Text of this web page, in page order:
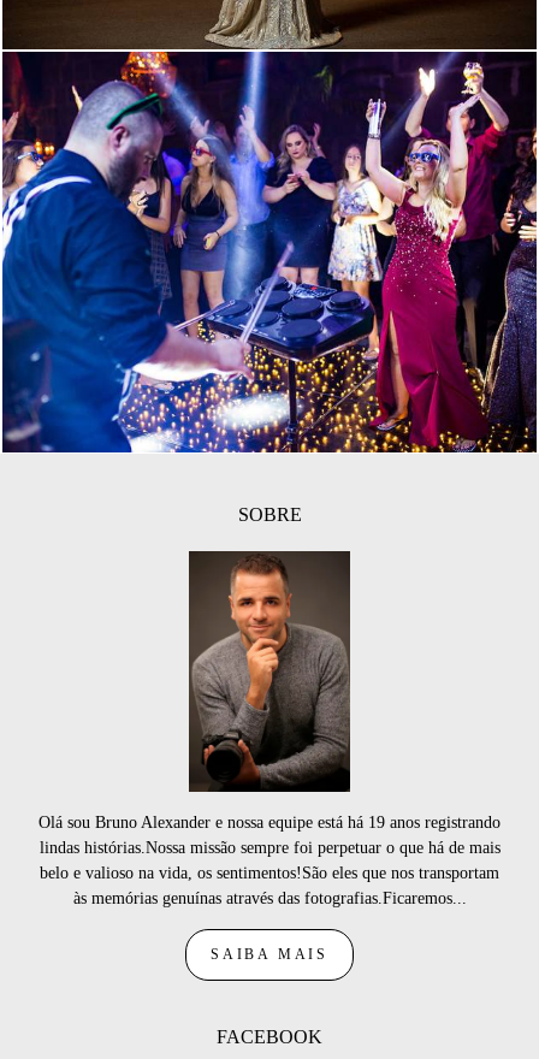
1810 0
SOBRE
Olá sou Bruno Alexander e nossa equipe está há 19 anos registrando
lindas histórias.Nossa missão sempre foi perpetuar o que há de mais
belo e valioso na vida, os sentimentos!São eles que nos transportam
às memórias genuínas através das fotografias.Ficaremos...
SAIBA MAIS
FACEBOOK